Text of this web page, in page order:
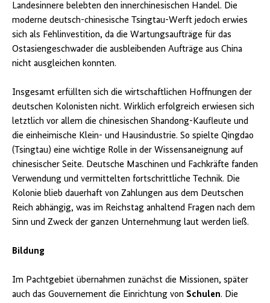
Landesinnere belebten den innerchinesischen Handel. Die
moderne deutsch-chinesische Tsingtau-Werft jedoch erwies
sich als Fehlinvestition, da die Wartungsaufträge für das
Ostasiengeschwader die ausbleibenden Aufträge aus China
nicht ausgleichen konnten.
Insgesamt erfüllten sich die wirtschaftlichen Hoffnungen der
deutschen Kolonisten nicht. Wirklich erfolgreich erwiesen sich
letztlich vor allem die chinesischen Shandong-Kaufleute und
die einheimische Klein- und Hausindustrie. So spielte Qingdao
(Tsingtau) eine wichtige Rolle in der Wissensaneignung auf
chinesischer Seite. Deutsche Maschinen und Fachkräfte fanden
Verwendung und vermittelten fortschrittliche Technik. Die
Kolonie blieb dauerhaft von Zahlungen aus dem Deutschen
Reich abhängig, was im Reichstag anhaltend Fragen nach dem
Sinn und Zweck der ganzen Unternehmung laut werden ließ.
Bildung
Im Pachtgebiet übernahmen zunächst die Missionen, später
auch das Gouvernement die Einrichtung von Schulen. Die